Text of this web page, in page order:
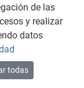
reservados.
de las
y realizar
datos
todas